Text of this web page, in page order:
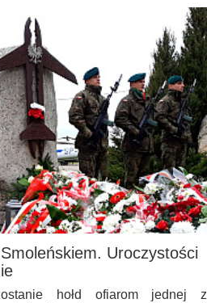
Uroczystości
hołd ofiarom jednej z